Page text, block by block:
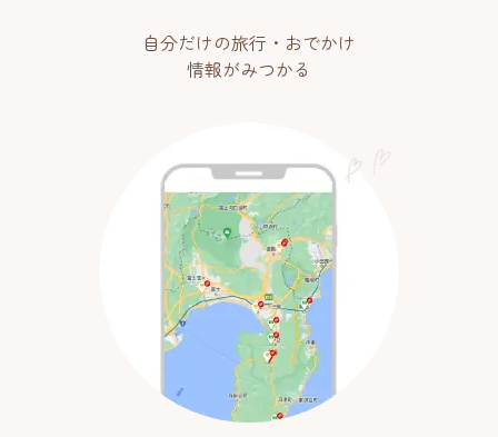
自分だけの旅行・おでかけ
情報がみつかる